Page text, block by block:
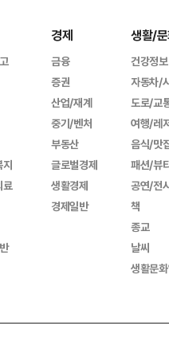
료
경제
금융
증권
산업/재계
중기/벤처
부동산
글로벌경제
생활경제
경제일반
생활/
건강정보
자동차/
도로/교
여행/레
음식/맛
패션/뷰
공연/전
책
종교
날씨
생활문